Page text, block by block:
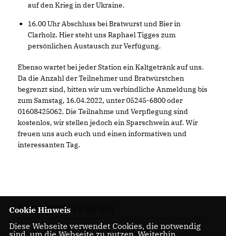
auf den Krieg in der Ukraine.
16.00 Uhr Abschluss bei Bratwurst und Bier in
Clarholz. Hier steht uns Raphael Tigges zum
persönlichen Austausch zur Verfügung.
Ebenso wartet bei jeder Station ein Kaltgetränk auf uns.
Da die Anzahl der Teilnehmer und Bratwürstchen
begrenzt sind, bitten wir um verbindliche Anmeldung bis
zum Samstag, 16.04.2022, unter 05245-6800 oder
01608425062. Die Teilnahme und Verpflegung sind
kostenlos, wir stellen jedoch ein Sparschwein auf. Wir
freuen uns auch euch und einen informativen und
interessanten Tag.
12.04.2022, 13:00 Uhr
Cookie Hinweis
Diese Webseite verwendet Cookies, die notwendig
sind, um die Webseite zu nutzen. Weiterhin